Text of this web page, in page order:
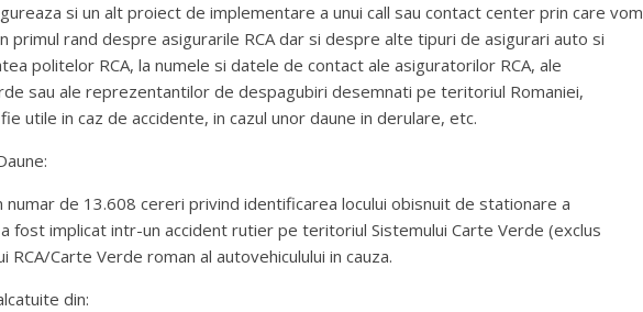
si un alt proiect de implementare a unui call sau contact center prin care vom
primul rand despre asigurarile RCA dar si despre alte tipuri de asigurari auto si
politelor RCA, la numele si datele de contact ale asiguratorilor RCA, ale
sau ale reprezentantilor de despagubiri desemnati pe teritoriul Romaniei,
utile in caz de accidente, in cazul unor daune in derulare, etc.
numar de 13.608 cereri privind identificarea locului obisnuit de stationare a
fost implicat intr-un accident rutier pe teritoriul Sistemului Carte Verde (exclus
RCA/Carte Verde roman al autovehiculului in cauza.
din: